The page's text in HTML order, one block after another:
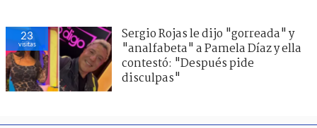
23
visitas
Sergio Rojas le dijo "gorreada" y
"analfabeta" a Pamela Díaz y ella
contestó: "Después pide
disculpas"